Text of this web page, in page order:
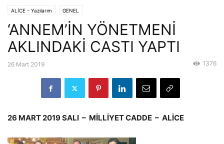
ALİCE - Yazılarım GENEL
‘ANNEM’İN YÖNETMENİ
AKLINDAKİ CASTI YAPTI
26 Mart 2019 1376
26 MART 2019 SALI – MİLLİYET CADDE – ALİCE